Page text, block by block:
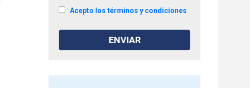
Acepto los términos y condiciones